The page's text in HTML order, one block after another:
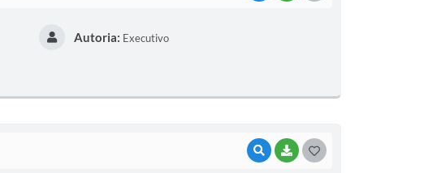
Autoria: Executivo
VISUALIZAR
BAIXAR